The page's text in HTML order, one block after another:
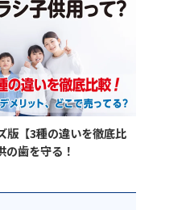
版【3種の違いを徹底比
の歯を守る！